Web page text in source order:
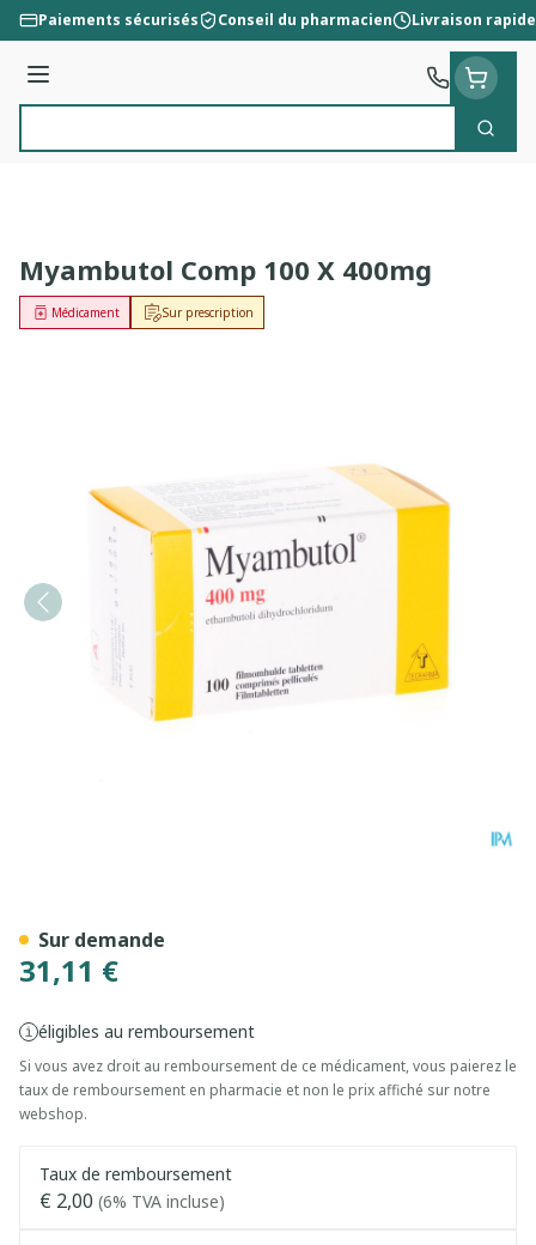
Aller au contenu
Paiements sécurisés Conseil du pharmacien Livraison rapide
Menu
Myambutol Comp 100 X 400mg
Sur prescription
Médicament
31,11 €
éligibles au remboursement
Si vous avez droit au remboursement de ce médicament, vous paierez le
taux de remboursement en pharmacie et non le prix affiché sur notre
webshop.
Taux de remboursement
€ 2,00 (6% TVA incluse)
Sur demande